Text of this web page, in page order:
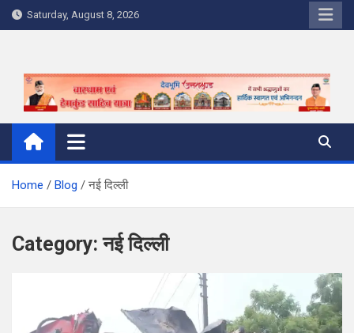
Skip
to
Saturday, August 8, 2026
Home Blog नई दिल्ली
Category:नई दिल्ली